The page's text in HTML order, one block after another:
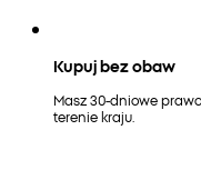
Kupuj bez obaw
Masz 30-dniowe
terenie kraju.